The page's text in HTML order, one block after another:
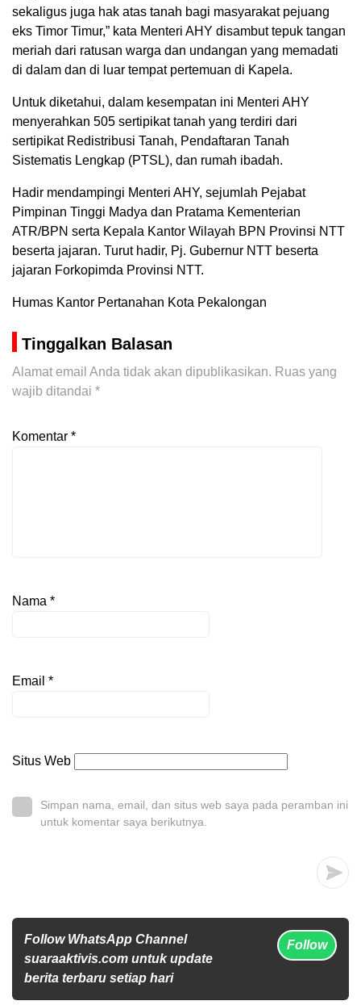
sekaligus juga hak atas tanah bagi masyarakat pejuang
eks Timor Timur,” kata Menteri AHY disambut tepuk tangan
meriah dari ratusan warga dan undangan yang memadati
di dalam dan di luar tempat pertemuan di Kapela.
Untuk diketahui, dalam kesempatan ini Menteri AHY
menyerahkan 505 sertipikat tanah yang terdiri dari
sertipikat Redistribusi Tanah, Pendaftaran Tanah
Sistematis Lengkap (PTSL), dan rumah ibadah.
Hadir mendampingi Menteri AHY, sejumlah Pejabat
Pimpinan Tinggi Madya dan Pratama Kementerian
ATR/BPN serta Kepala Kantor Wilayah BPN Provinsi NTT
beserta jajaran. Turut hadir, Pj. Gubernur NTT beserta
jajaran Forkopimda Provinsi NTT.
Humas Kantor Pertanahan Kota Pekalongan
Tinggalkan Balasan
Alamat email Anda tidak akan dipublikasikan. Ruas yang
wajib ditandai *
Komentar *
Nama *
Email *
Situs Web
Simpan nama, email, dan situs web saya pada peramban ini
untuk komentar saya berikutnya.
Follow WhatsApp Channel
suaraaktivis.com untuk update
berita terbaru setiap hari
Follow